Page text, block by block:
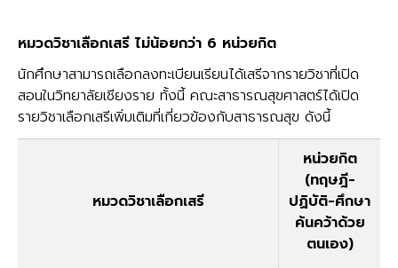
หมวดวิชาเลือกเสรี ไม่น้อยกว่า 6 หน่วยกิต
นักศึกษาสามารถเลือกลงทะเบียนเรียนได้เสรีจากรายวิชาที่เปิด
สอนในวิทยาลัยเชียงราย ทั้งนี้ คณะสาธารณสุขศาสตร์ได้เปิด
รายวิชาเลือกเสรีเพิ่มเติมที่เกี่ยวข้องกับสาธารณสุข ดังนี้
หมวดวิชาเลือกเสรี
หน่วยกิต
(ทฤษฎี-
ปฏิบัติ-ศึกษา
ค้นคว้าด้วย
ตนเอง)